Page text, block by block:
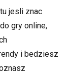
jesli znac
gry online,
i bedziesz